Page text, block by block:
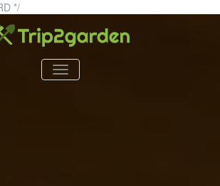
*/Skip
content
trip2garden.se – allt om
TOGGLE
NAVIGATION